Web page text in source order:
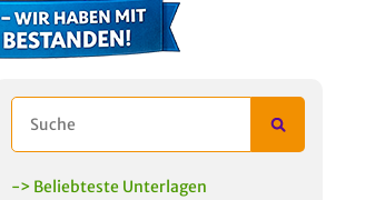
-> Beliebteste Unterlagen